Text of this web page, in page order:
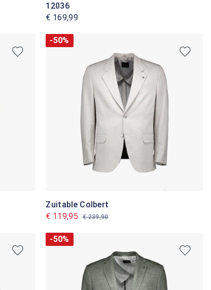
12036
€ 169,99
-50%
Zuitable Colbert
€ 119,95
€ 239,90
-50%